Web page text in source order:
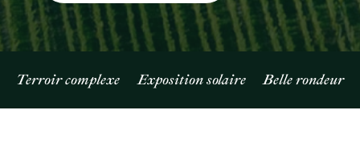
Terroir complexe Exposition solaire Belle rondeur